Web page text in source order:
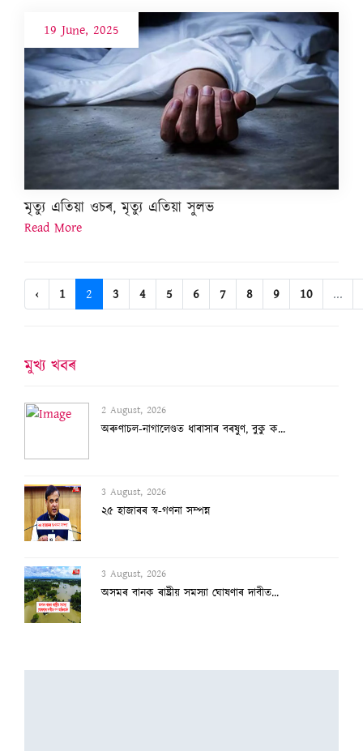
19 June, 2025
মৃত্যু এতিয়া ওচৰ, মৃত্যু এতিয়া সুলভ
Read More
‹ 1 2 3 4 5 6 7 8 9 10 ...
মুখ্য খবৰ
2 August, 2026
অৰুণাচল-নাগালেণ্ডত ধাৰাসাৰ বৰষুণ, বুকু ক...
3 August, 2026
২৫ হাজাৰৰ স্ব-গণনা সম্পন্ন
3 August, 2026
অসমৰ বানক ৰাষ্ট্ৰীয় সমস্যা ঘোষণাৰ দাবীত...
বানাক্ৰান্তক ১০ লাখ টকাকৈ নিদিলে মুখ্যমন...